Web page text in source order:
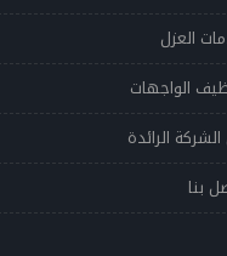
العزل
الواجهات
الرائدة
بنا